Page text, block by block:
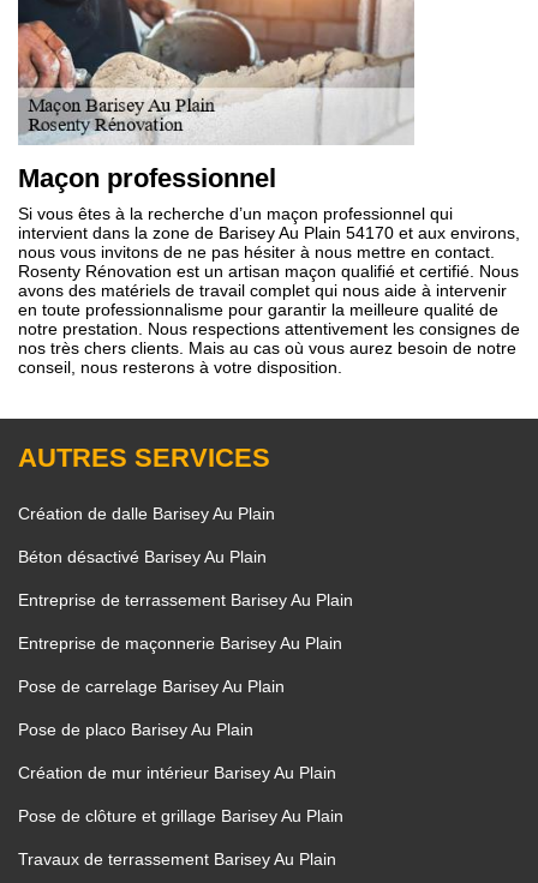
Maçon professionnel
Si vous êtes à la recherche d’un maçon professionnel qui
intervient dans la zone de Barisey Au Plain 54170 et aux environs,
nous vous invitons de ne pas hésiter à nous mettre en contact.
Rosenty Rénovation est un artisan maçon qualifié et certifié. Nous
avons des matériels de travail complet qui nous aide à intervenir
en toute professionnalisme pour garantir la meilleure qualité de
notre prestation. Nous respections attentivement les consignes de
nos très chers clients. Mais au cas où vous aurez besoin de notre
conseil, nous resterons à votre disposition.
AUTRES SERVICES
Création de dalle Barisey Au Plain
Béton désactivé Barisey Au Plain
Entreprise de terrassement Barisey Au Plain
Entreprise de maçonnerie Barisey Au Plain
Pose de carrelage Barisey Au Plain
Pose de placo Barisey Au Plain
Création de mur intérieur Barisey Au Plain
Pose de clôture et grillage Barisey Au Plain
Travaux de terrassement Barisey Au Plain